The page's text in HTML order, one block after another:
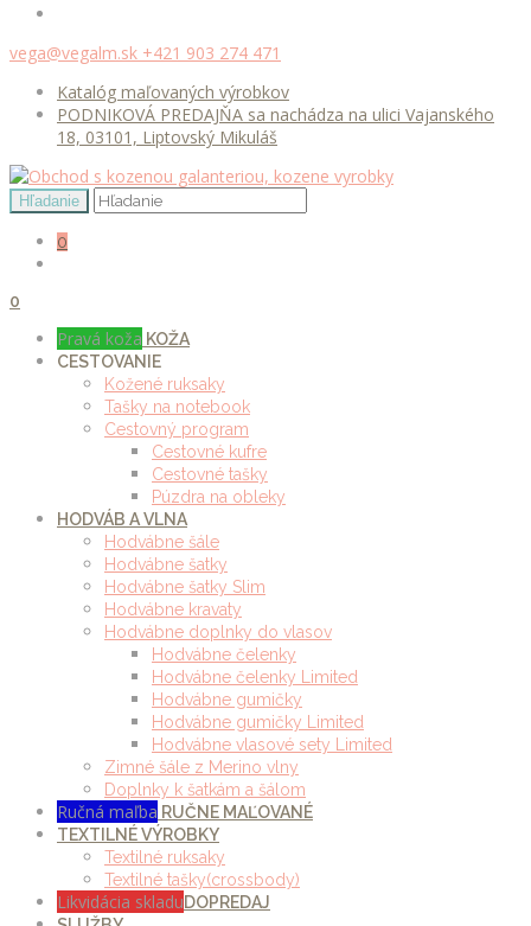
vega@vegalm.sk +421 903 274 471
Katalóg maľovaných výrobkov
PODNIKOVÁ PREDAJŇA sa nachádza na ulici Vajanského
18, 03101, Liptovský Mikuláš
0
0
Pravá koža KOŽA
CESTOVANIE
Kožené ruksaky
Tašky na notebook
Cestovný program
Cestovné kufre
Cestovné tašky
Púzdra na obleky
HODVÁB A VLNA
Hodvábne šále
Hodvábne šatky
Hodvábne šatky Slim
Hodvábne kravaty
Hodvábne doplnky do vlasov
Hodvábne čelenky
Hodvábne čelenky Limited
Hodvábne gumičky
Hodvábne gumičky Limited
Hodvábne vlasové sety Limited
Zimné šále z Merino vlny
Doplnky k šatkám a šálom
Ručná maľba RUČNE MAĽOVANÉ
TEXTILNÉ VÝROBKY
Textilné ruksaky
Textilné tašky(crossbody)
Likvidácia skladuDOPREDAJ